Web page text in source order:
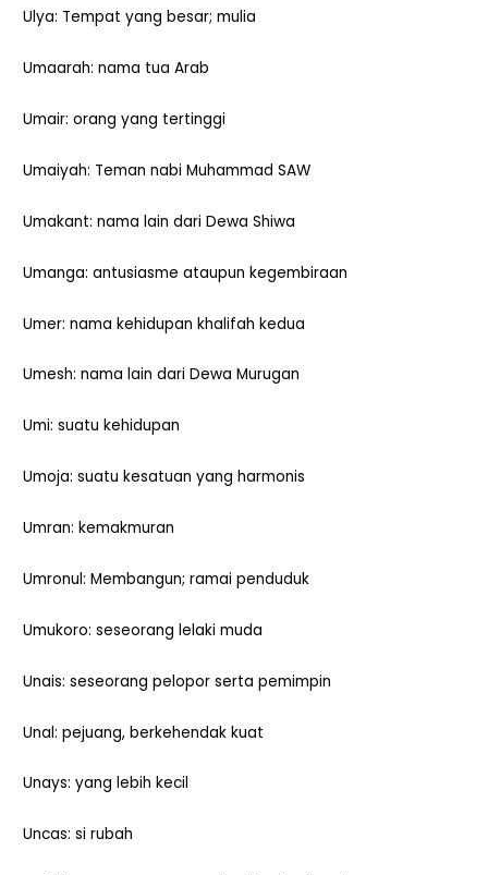
Ulya: Tempat yang besar; mulia
Umaarah: nama tua Arab
Umair: orang yang tertinggi
Umaiyah: Teman nabi Muhammad SAW
Umakant: nama lain dari Dewa Shiwa
Umanga: antusiasme ataupun kegembiraan
Umer: nama kehidupan khalifah kedua
Umesh: nama lain dari Dewa Murugan
Umi: suatu kehidupan
Umoja: suatu kesatuan yang harmonis
Umran: kemakmuran
Umronul: Membangun; ramai penduduk
Umukoro: seseorang lelaki muda
Unais: seseorang pelopor serta pemimpin
Unal: pejuang, berkehendak kuat
Unays: yang lebih kecil
Uncas: si rubah